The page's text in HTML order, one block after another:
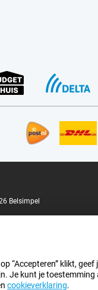
Belsimpel
“Accepteren” klikt, geef
Je kunt je toestemming
cookieverklaring.